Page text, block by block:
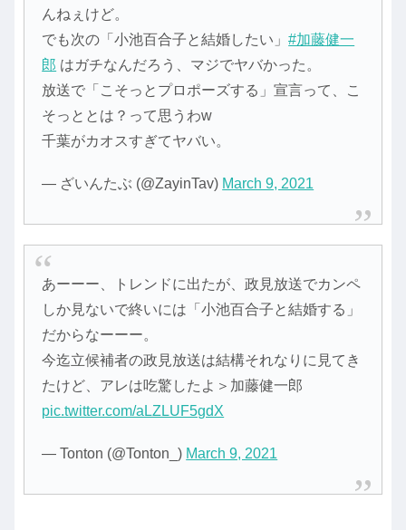
んねぇけど。
でも次の「小池百合子と結婚したい」#加藤健一
郎 はガチなんだろう、マジでヤバかった。
放送で「こそっとプロポーズする」宣言って、こ
そっととは？って思うわw
千葉がカオスすぎてヤバい。
— ざいんたぶ (@ZayinTav) March 9, 2021
あーーー、トレンドに出たが、政見放送でカンペ
しか見ないで終いには「小池百合子と結婚する」
だからなーーー。
今迄立候補者の政見放送は結構それなりに見てき
たけど、アレは吃驚したよ＞加藤健一郎
pic.twitter.com/aLZLUF5gdX
— Tonton (@Tonton_) March 9, 2021